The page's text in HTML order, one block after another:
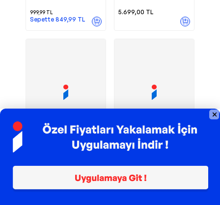
999,99 TL
Sepette 849,99 TL
5.699,00 TL
TROY ile 200 TL İndirim
Trend 4lü
TROY ile 200 TL İndirim
RetoDesign